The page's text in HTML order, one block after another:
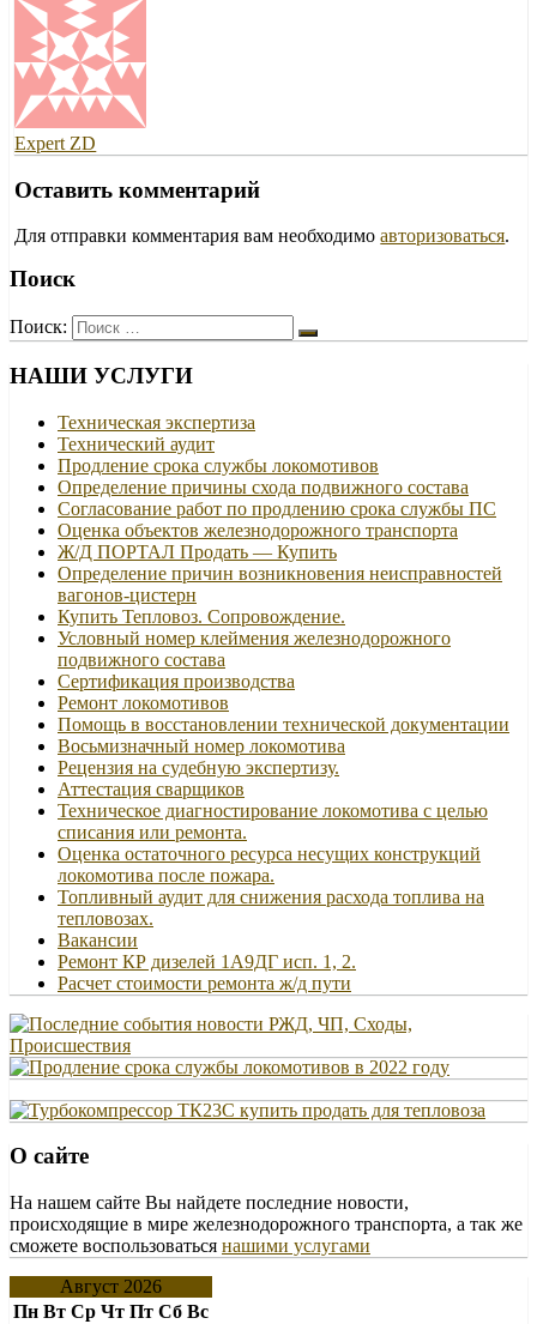
Expert ZD
Оставить комментарий
Для отправки комментария вам необходимоавторизоваться.
Поиск
Поиск:
НАШИ УСЛУГИ
Техническая экспертиза
Технический аудит
Продление срока службы локомотивов
Определение причины схода подвижного состава
Согласование работ по продлению срока службы ПС
Оценка объектов железнодорожного транспорта
Ж/Д ПОРТАЛ Продать — Купить
Определение причин возникновения неисправностей
вагонов-цистерн
Купить Тепловоз. Сопровождение.
Условный номер клеймения железнодорожного
подвижного состава
Сертификация производства
Ремонт локомотивов
Помощь в восстановлении технической документации
Восьмизначный номер локомотива
Рецензия на судебную экспертизу.
Аттестация сварщиков
Техническое диагностирование локомотива с целью
списания или ремонта.
Оценка остаточного ресурса несущих конструкций
локомотива после пожара.
Топливный аудит для снижения расхода топлива на
тепловозах.
Вакансии
Ремонт КР дизелей 1А9ДГ исп. 1, 2.
Расчет стоимости ремонта ж/д пути
О сайте
На нашем сайте Вы найдете последние новости,
происходящие в мире железнодорожного транспорта, а так же
сможете воспользоваться нашими услугами
Август 2026
Пн Вт Ср Чт Пт Сб Вс